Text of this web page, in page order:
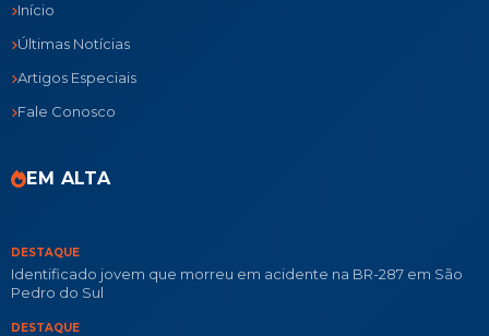
Início
Últimas Notícias
Artigos Especiais
Fale Conosco
EM ALTA
DESTAQUE
Identificado jovem que morreu em acidente na BR-287 em São
Pedro do Sul
DESTAQUE